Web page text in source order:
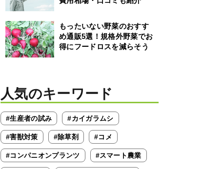
もったいない野菜のおすす
め通販5選！規格外野菜でお
得にフードロスを減らそう
人気のキーワード
#生産者の試み #カイガラムシ
#害獣対策 #除草剤 #コメ
#コンパニオンプランツ #スマート農業